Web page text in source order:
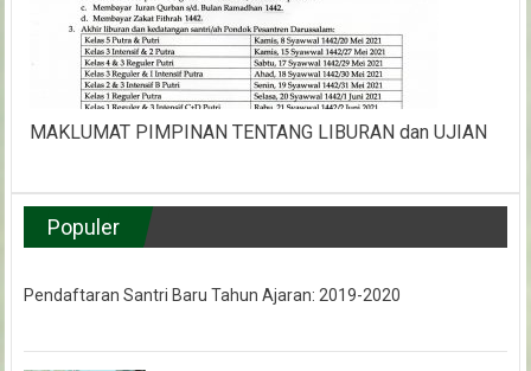
MAKLUMAT PIMPINAN TENTANG LIBURAN dan UJIAN
Populer
Pendaftaran Santri Baru Tahun Ajaran: 2019-2020